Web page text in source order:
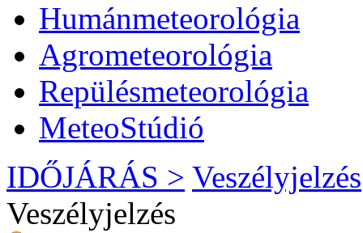
Humánmeteorológia
Agrometeorológia
Repülésmeteorológia
MeteoStúdió
IDŐJÁRÁS > Veszélyjelzés
Veszélyjelzés